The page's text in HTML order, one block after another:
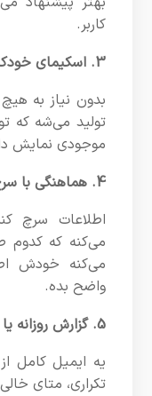
کاربر.
3. اسکیمای خودکار برای محصول
بدون نیاز به
تولید می‌شه که
موجودی نمایش
4. هماهنگی با سرچ کنسول
اطلاعات سرچ
می‌کنه که
می‌کنه خودش
واضح بده.
5. گزارش روزانه یا هفتگی به ایمیل مدیر
تکراری، متای